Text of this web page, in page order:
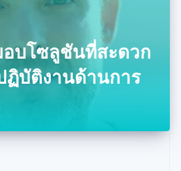
อบโซลูชันที่สะดวก
ฏิบัติงานด้านการ